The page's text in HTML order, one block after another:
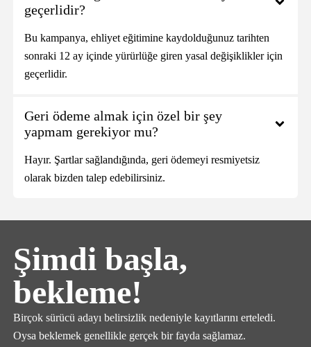
geçerlidir?
Bu kampanya, ehliyet eğitimine kaydolduğunuz tarihten
sonraki 12 ay içinde yürürlüğe giren yasal değişiklikler için
geçerlidir.
Geri ödeme almak için özel bir şey
yapmam gerekiyor mu?
Hayır. Şartlar sağlandığında, geri ödemeyi resmiyetsiz
olarak bizden talep edebilirsiniz.
Şimdi başla,
bekleme!
Birçok sürücü adayı belirsizlik nedeniyle kayıtlarını erteledi.
Oysa beklemek genellikle gerçek bir fayda sağlamaz.